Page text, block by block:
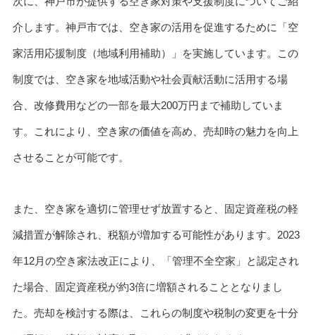
介します。神戸市では、空き家の活用を促進するために「空
家活用応援制度（地域利用補助）」を実施しています。この
制度では、空き家を地域活動や社会貢献活動に活用する場
合、改修費用などの一部を最大200万円まで補助していま
す。これにより、空き家の価値を高め、売却時の魅力を向上
させることが可能です。
また、空き家を適切に管理せず放置すると、固定資産税の軽
減措置が解除され、税額が増加する可能性があります。2023
年12月の空き家法改正により、「管理不全空家」と認定され
た場合、固定資産税が約3倍に増額されることとなりまし
た。売却を検討する際は、これらの制度や税制の変更を十分